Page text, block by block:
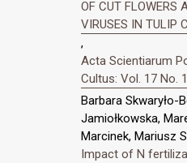
OF CUT FLOWERS
VIRUSES IN TULIP
,
Acta Scientiarum
Cultus: Vol. 17 No.
Barbara Skwaryło-
Jamiołkowska,
Marcinek, Mariusz
Impact of N